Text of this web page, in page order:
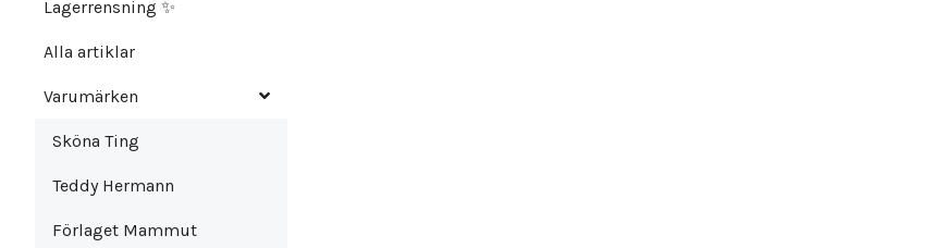
Lagerrensning ✨
Alla artiklar
Varumärken
Sköna Ting
Teddy Hermann
Förlaget Mammut